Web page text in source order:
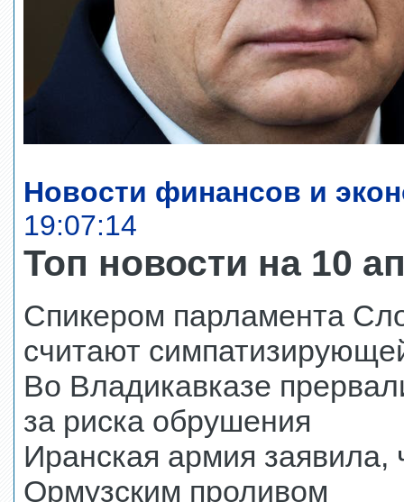
Новости финансов и
19:07:14
Топ новости на 10
Спикером парламента
считают
Во Владикавказе
за риска обрушения
Иранская армия заявила,
Ормузским проливом